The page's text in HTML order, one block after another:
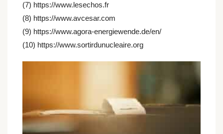
(7) https://www.lesechos.fr
(8) https://www.avcesar.com
(9) https://www.agora-energiewende.de/en/
(10) https://www.sortirdunucleaire.org